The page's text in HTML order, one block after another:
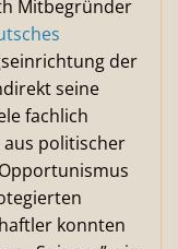
Mitbegründer
der
seine
fachlich
politischer
konnten